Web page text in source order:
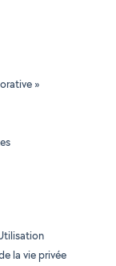
»
la vie privée